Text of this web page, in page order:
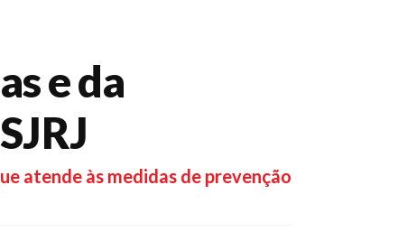
e da
atende às medidas de prevenção